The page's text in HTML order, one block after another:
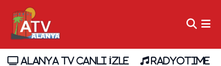
ALANYA TV CANLI İZLE RADYOTIME